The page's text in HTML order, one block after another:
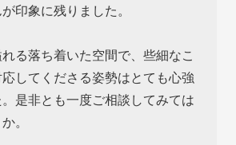
印象に残りました。
る落ち着いた空間で、些細なこ
してくださる姿勢はとても心強
是非とも一度ご相談してみては
。